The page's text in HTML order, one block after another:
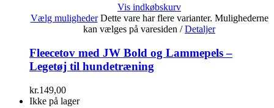
Vis indkøbskurv
Vælg muligheder Dette vare har flere varianter. Mulighederne
kan vælges på varesiden / Detaljer
Fleecetov med JW Bold og Lammepels –
Legetøj til hundetræning
kr.149,00
Ikke på lager